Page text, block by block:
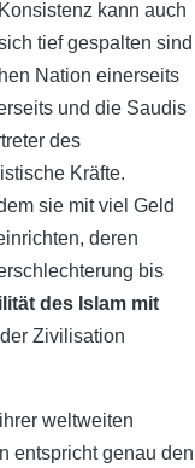
kann auch
tief gespalten sind
Nation einerseits
und die Saudis
des
Kräfte.
sie mit viel Geld
deren
bis
des Islam mit
Zivilisation
weltweiten
entspricht genau den